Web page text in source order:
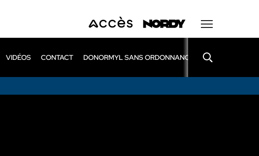
VIDÉOS CONTACT DONORMYL SANS ORDONNANCE LEXOMIL SANS